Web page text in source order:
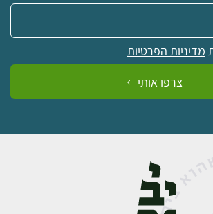
מדיניות הפרטיות
צרפו אותי